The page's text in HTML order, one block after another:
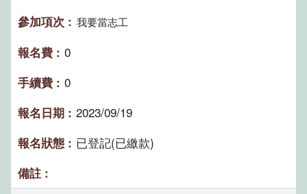
我要當志工
0
0
2023/09/19
已登記(已繳款)